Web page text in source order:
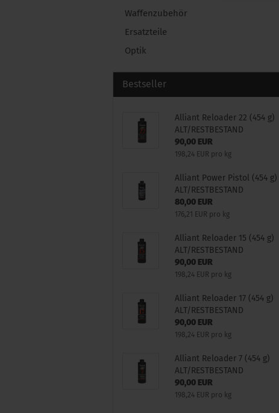
Waffenzubehör
Ersatzteile
Optik
Bestseller
Alliant Reloader 22 (454 g)
ALT/RESTBESTAND
90,00 EUR
198,24 EUR pro kg
Alliant Power Pistol (454 g)
ALT/RESTBESTAND
80,00 EUR
176,21 EUR pro kg
Alliant Reloader 15 (454 g)
ALT/RESTBESTAND
90,00 EUR
198,24 EUR pro kg
Alliant Reloader 17 (454 g)
ALT/RESTBESTAND
90,00 EUR
198,24 EUR pro kg
Alliant Reloader 7 (454 g)
ALT/RESTBESTAND
90,00 EUR
198,24 EUR pro kg